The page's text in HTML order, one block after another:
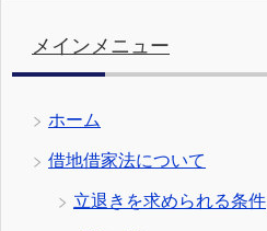
メインメニュー
ホーム
借地借家法について
立退きを求められる条件